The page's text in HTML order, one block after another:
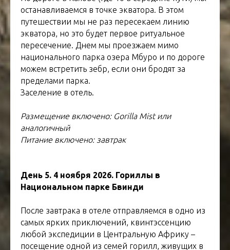
останавливаемся в точке экватора. В этом
путешествии мы не раз пересекаем линию
экватора, но это будет первое ритуальное
пересечение. Днем мы проезжаем мимо
национального парка озера Мбуро и по дороге
можем встретить зебр, если они бродят за
пределами парка.
Заселение в отель.
Размещение включено: Gorilla Mist или
аналогичный
Питание включено: завтрак
День 5. 4 ноября 2026. Гориллы в
Национальном парке Бвинди
После завтрака в отеле отправляемся в одно из
самых ярких приключений, квинтэссенцию
любой экспедиции в Центральную Африку –
посещение одной из семей горилл, живущих в